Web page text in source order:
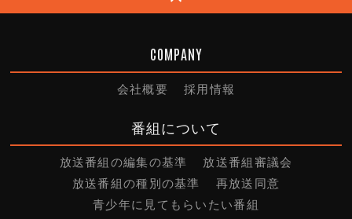
COMPANY
会社概要 採用情報
番組について
放送番組の編集の基準
放送番組審議会
放送番組の種別の基準
再放送同意
青少年に見てもらいたい番組